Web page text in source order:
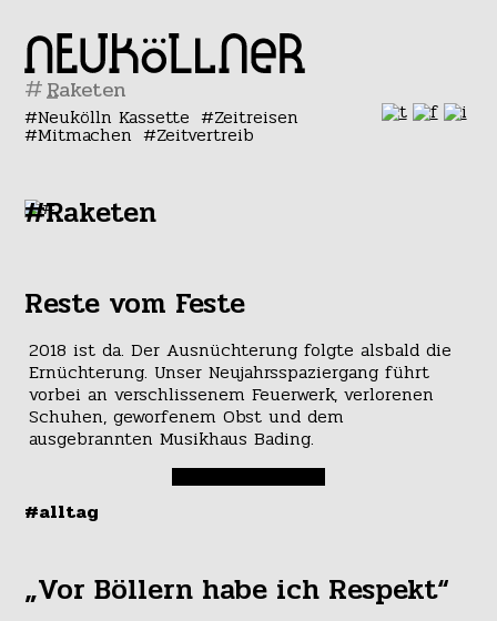
#
Neukölln Kassette Zeitreisen
Mitmachen Zeitvertreib
#Raketen
Reste vom Feste
2018 ist da. Der Ausnüchterung folgte alsbald die
Ernüchterung. Unser Neujahrsspaziergang führt
vorbei an verschlissenem Feuerwerk, verlorenen
Schuhen, geworfenem Obst und dem
ausgebrannten Musikhaus Bading.
#alltag
„Vor Böllern habe ich Respekt“